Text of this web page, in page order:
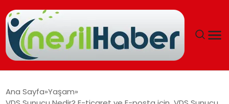
Ana Sayfa Yaşam